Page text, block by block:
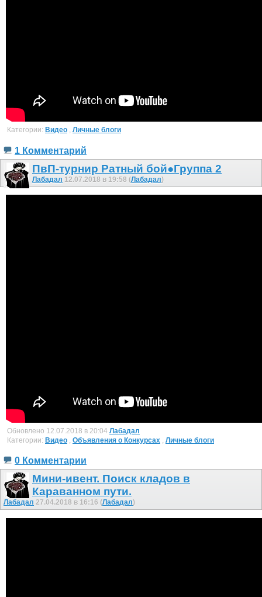
Категории: Видео , Личные блоги
1 Комментарий
ПвП-турнир Ратный бой●Группа 2
Лабадал 12.07.2018 в 19:58 (Лабадал)
Обновлено 12.07.2018 в 20:04 Лабадал
Категории: Видео , Объявления о Конкурсах , Личные блоги
0 Комментарии
Мини-ивент. Поиск кладов в
Караванном пути.
Лабадал 27.04.2018 в 16:16 (Лабадал)